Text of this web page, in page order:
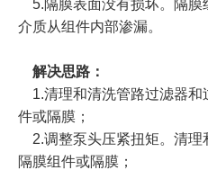
5.隔膜表面没有损坏。隔膜
介质从组件内部渗漏。
解决思路：
1.清理和清洗管路过滤器和
件或隔膜；
2.调整泵头压紧扭矩。清理
隔膜组件或隔膜；